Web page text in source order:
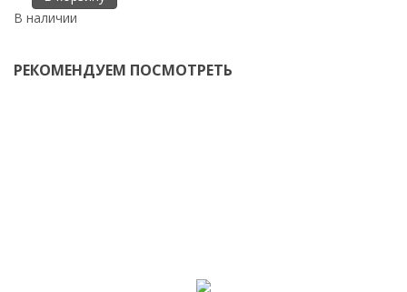
В наличии
РЕКОМЕНДУЕМ ПОСМОТРЕТЬ